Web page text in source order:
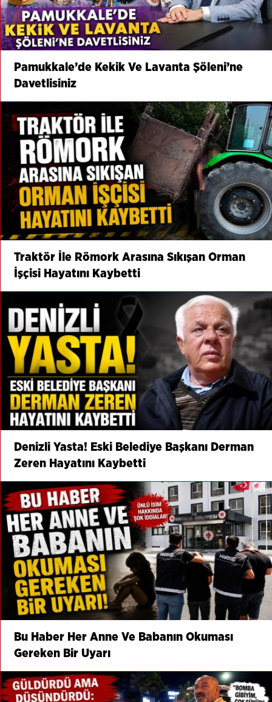
Pamukkale’de Kekik Ve Lavanta Şöleni’ne
Davetlisiniz
Traktör İle Römork Arasına Sıkışan Orman
İşçisi Hayatını Kaybetti
Denizli Yasta! Eski Belediye Başkanı Derman
Zeren Hayatını Kaybetti
Bu Haber Her Anne Ve Babanın Okuması
Gereken Bir Uyarı